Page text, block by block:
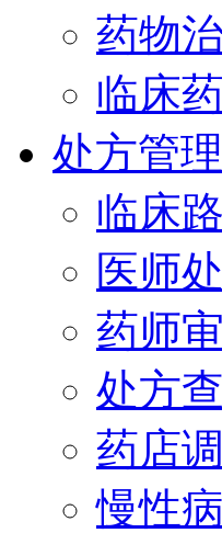
药物
临床
处方管理
临床
医师
药师
处方
药店
慢性